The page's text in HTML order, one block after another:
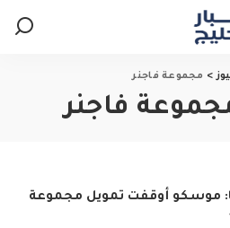
> مجموعة فاجنر
فاجنر
موسكو أوقفت تمويل مجموعة